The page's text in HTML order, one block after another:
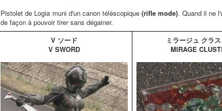
Pistolet de Logia muni d'un canon téléscopique(rifle mode). Quand il ne
de façon à pouvoir tirer sans dégainer.
V ソード
V SWORD
ミラージュ クラ
MIRAGE